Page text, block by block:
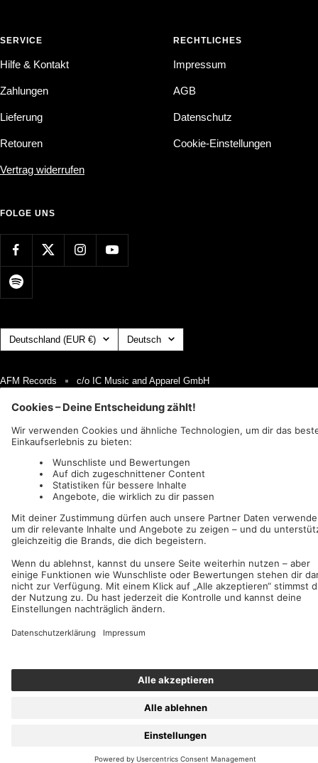
SERVICE
Hilfe & Kontakt
Zahlungen
Lieferung
Retouren
Vertrag widerrufen
RECHTLICHES
Impressum
AGB
Datenschutz
Cookie-Einstellungen
FOLGE UNS
Land/Region Deutschland (EUR €) Sprache
Deutsch
AFM Records c/o IC Music and Apparel GmbH